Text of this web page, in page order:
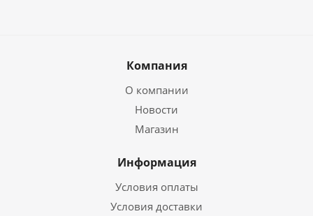
Компания
О компании
Новости
Магазин
Информация
Условия оплаты
Условия доставки